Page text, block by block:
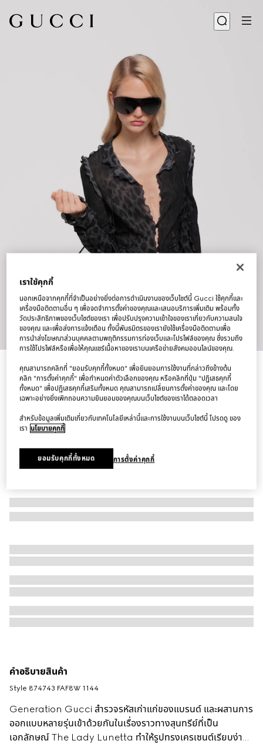
/11
กระเป๋า Lady Lunetta small shoulder bag
฿44,000
ตัวแปร ผ้าเดนิม GG สีดำ
คำอธิบายสินค้า
Style ‎874743 FAF8W 1144
Generation Gucci สำรวจรหัสเก่าแก่ของแบรนด์ และผสานการ
ออกแบบหลายรุ่นเข้าด้วยกันในเรื่องราวทางสุนทรีย์ที่เป็น
เอกลักษณ์ The Lady Lunetta ทำให้รูปทรงเครเซนต์เรียบง่าย
เราใช้คุกกี้
นอกเหนือจากคุกกี้ที่จำเป็นอย่างยิ่งต่อการดำเนินงานของเว็บไซต์นี้ Gucci ใช้คุกกี้และ
เครื่องมือติดตามอื่น ๆ เพื่อจดจำการตั้งค่าของคุณและเสนอบริการเพิ่มเติม พร้อมทั้ง
วัดประสิทธิภาพของเว็บไซต์ของเรา เพื่อปรับปรุงความเข้าใจของเราเกี่ยวกับความสนใจ
ของคุณ และเพื่อส่งการแจ้งเตือน ทั้งนี้พันธมิตรของเรายังใช้เครื่องมือติดตามเพื่อ
การนำส่งโฆษณาส่วนบุคคลตามพฤติกรรมการท่องเว็บและโปรไฟล์ของคุณ ซึ่งรวมถึง
การใช้โปรไฟล์หรือเพื่อให้คุณแชร์เนื้อหาของเราบนเครือข่ายสังคมออนไลน์ของคุณ.
คุณสามารถคลิกที่ "ยอมรับคุกกี้ทั้งหมด" เพื่อยินยอมการใช้งานที่กล่าวถึงข้างต้น
คลิก "การตั้งค่าคุกกี้" เพื่อกำหนดค่าตัวเลือกของคุณ หรือคลิกที่ปุ่ม "ปฏิเสธคุกกี้
ทั้งหมด" เพื่อปฏิเสธคุกกี้เสริมทั้งหมด คุณสามารถเปลี่ยนการตั้งค่าของคุณ และโดย
เฉพาะอย่างยิ่งเพิกถอนความยินยอมของคุณบนเว็บไซต์ของเราได้ตลอดเวลา
สำหรับข้อมูลเพิ่มเติมเกี่ยวกับเทคโนโลยีเหล่านี้และการใช้งานบนเว็บไซต์นี้ โปรดดู ของ
เรา นโยบายคุกกี้
การตั้งค่าคุกกี้
ยอมรับคุกกี้ทั้งหมด